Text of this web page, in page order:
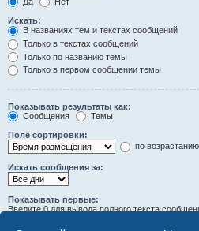
Искать:
В названиях тем и текстах сообщений
Только в текстах сообщений
Только по названию темы
Только в первом сообщении темы
Показывать результаты как:
Сообщения
Темы
Поле сортировки:
по возрастанию
Искать сообщения за:
Показывать первые:
Введите 0 для вывода полного текста